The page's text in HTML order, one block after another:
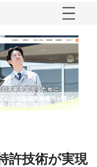
会社地盤調査事務所が選ば
ける理由と建設コンサルの
許技術が実現